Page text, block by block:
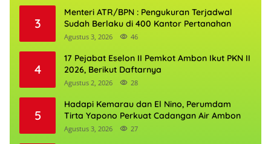
3
Menteri ATR/BPN : Pengukuran Terjadwal
Sudah Berlaku di 400 Kantor Pertanahan
Agustus 3, 2026 46
4
17 Pejabat Eselon II Pemkot Ambon Ikut PKN II
2026, Berikut Daftarnya
Agustus 2, 2026 28
5
Hadapi Kemarau dan El Nino, Perumdam
Tirta Yapono Perkuat Cadangan Air Ambon
Agustus 3, 2026 27